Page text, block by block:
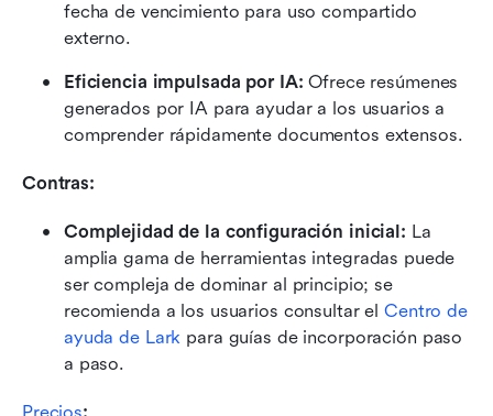
fecha de vencimiento para uso compartido
externo.
Eficiencia impulsada por IA: Ofrece resúmenes
generados por IA para ayudar a los usuarios a
comprender rápidamente documentos extensos.
Contras:
Complejidad de la configuración inicial: La
amplia gama de herramientas integradas puede
ser compleja de dominar al principio; se
recomienda a los usuarios consultar el Centro de
ayuda de Lark para guías de incorporación paso
a paso.